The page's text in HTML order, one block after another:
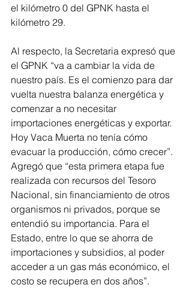
el kilómetro 0 del GPNK hasta el
kilómetro 29.
Al respecto, la Secretaria expresó que
el GPNK “va a cambiar la vida de
nuestro país. Es el comienzo para dar
vuelta nuestra balanza energética y
comenzar a no necesitar
importaciones energéticas y exportar.
Hoy Vaca Muerta no tenía cómo
evacuar la producción, cómo crecer”.
Agregó que “esta primera etapa fue
realizada con recursos del Tesoro
Nacional, sin financiamiento de otros
organismos ni privados, porque se
entendió su importancia. Para el
Estado, entre lo que se ahorra de
importaciones y subsidios, al poder
acceder a un gas más económico, el
costo se recupera en dos años”.